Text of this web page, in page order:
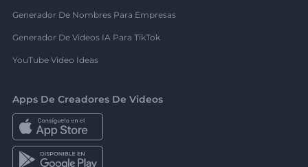
Generador De Nombres Para Empresas
Generador De Videos IA Para TikTok
YouTube Video Ideas
Apps De Creadores De Videos